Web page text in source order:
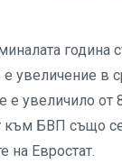
увеличение в
увеличило от
БВП също се
на Евростат.